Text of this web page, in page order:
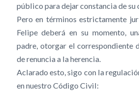
público para dejar constancia de su
Pero en términos estrictamente
Felipe deberá en su momento,
padre, otorgar el correspondiente
de renuncia a la herencia.
Aclarado esto, sigo con la
en nuestro Código Civil: